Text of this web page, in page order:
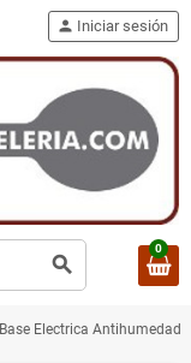
search
person Iniciar sesión
0
Base Electrica Antihumedad